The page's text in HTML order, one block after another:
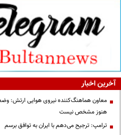
آخرین اخبار
معاون هماهنگ‌کننده نیروی هوایی ارتش:
هنوز مشخص نیست
ترامپ: ترجیح می‌دهم با ایران به توافق برسم